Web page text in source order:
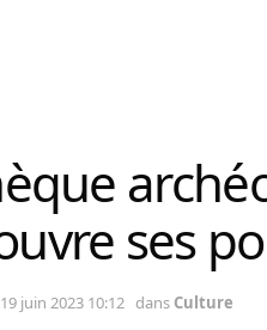
ses
juin 2023 10:12 dans Culture